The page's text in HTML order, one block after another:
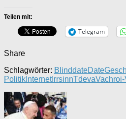
Teilen mit:
Telegram
Share
Schlagwörter: BlinddateDate
Politik InternetIrrsinnTdeva